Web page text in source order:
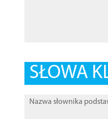
SŁOWA
Nazwa słownika